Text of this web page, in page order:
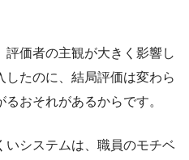
価者の主観が大きく影響し
たのに、結局評価は変わら
おそれがあるからです。
いシステムは、職員のモチベ